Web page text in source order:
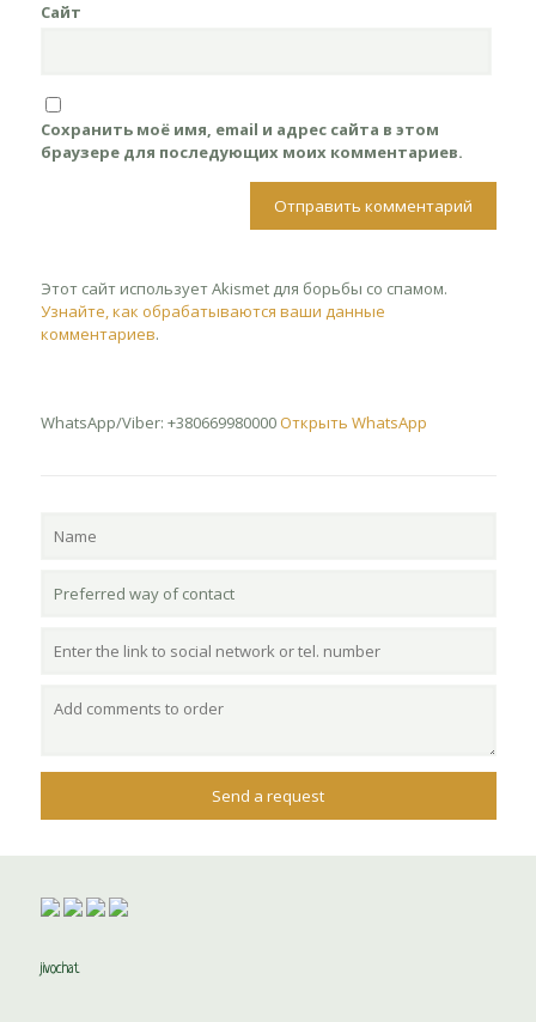
Сайт
Сохранить моё имя, email и адрес сайта в этом
браузере для последующих моих комментариев.
Этот сайт использует Akismet для борьбы со спамом.
Узнайте, как обрабатываются ваши данные
комментариев.
WhatsApp/Viber: +380669980000 Открыть WhatsApp
jivochat